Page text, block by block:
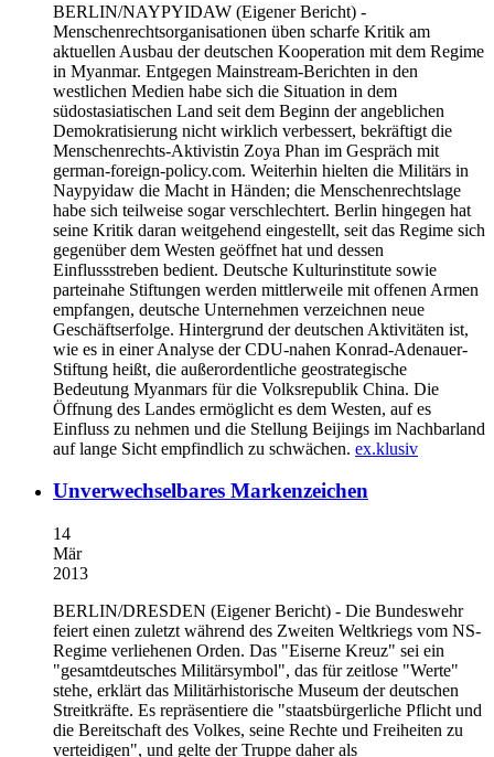
BERLIN/NAYPYIDAW (Eigener Bericht) -
Menschenrechtsorganisationen üben scharfe Kritik am
aktuellen Ausbau der deutschen Kooperation mit dem Regime
in Myanmar. Entgegen Mainstream-Berichten in den
westlichen Medien habe sich die Situation in dem
südostasiatischen Land seit dem Beginn der angeblichen
Demokratisierung nicht wirklich verbessert, bekräftigt die
Menschenrechts-Aktivistin Zoya Phan im Gespräch mit
german-foreign-policy.com. Weiterhin hielten die Militärs in
Naypyidaw die Macht in Händen; die Menschenrechtslage
habe sich teilweise sogar verschlechtert. Berlin hingegen hat
seine Kritik daran weitgehend eingestellt, seit das Regime sich
gegenüber dem Westen geöffnet hat und dessen
Einflussstreben bedient. Deutsche Kulturinstitute sowie
parteinahe Stiftungen werden mittlerweile mit offenen Armen
empfangen, deutsche Unternehmen verzeichnen neue
Geschäftserfolge. Hintergrund der deutschen Aktivitäten ist,
wie es in einer Analyse der CDU-nahen Konrad-Adenauer-
Stiftung heißt, die außerordentliche geostrategische
Bedeutung Myanmars für die Volksrepublik China. Die
Öffnung des Landes ermöglicht es dem Westen, auf es
Einfluss zu nehmen und die Stellung Beijings im Nachbarland
auf lange Sicht empfindlich zu schwächen. ex.klusiv
Unverwechselbares Markenzeichen
14
Mär
2013
BERLIN/DRESDEN (Eigener Bericht) - Die Bundeswehr
feiert einen zuletzt während des Zweiten Weltkriegs vom NS-
Regime verliehenen Orden. Das "Eiserne Kreuz" sei ein
"gesamtdeutsches Militärsymbol", das für zeitlose "Werte"
stehe, erklärt das Militärhistorische Museum der deutschen
Streitkräfte. Es repräsentiere die "staatsbürgerliche Pflicht und
die Bereitschaft des Volkes, seine Rechte und Freiheiten zu
verteidigen", und gelte der Truppe daher als